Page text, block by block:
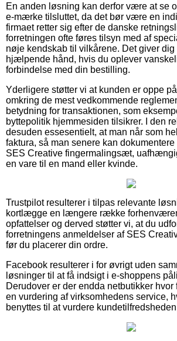
En anden løsning kan derfor være at se
e-mærke tilsluttet, da det bør være en
firmaet retter sig efter de danske
forretningen ofte føres tilsyn med af
nøje kendskab til vilkårene. Det giver
hjælpende hånd, hvis du oplever
forbindelse med din bestilling.
Yderligere støtter vi at kunden er oppe
omkring de mest vedkommende
betydning for transaktionen, som
byttepolitik hjemmesiden tilsikrer. I den
desuden essesentielt, at man når som
faktura, så man senere kan
SES Creative fingermalingsæt,
en vare til en mand eller kvinde.
Trustpilot resulterer i tilpas relevante
kortlægge en længere række
opfattelser og derved støtter vi, at du
forretningens anmeldelser af SES
før du placerer din ordre.
Facebook resulterer i for øvrigt uden
løsninger til at få indsigt i e-shoppens
Derudover er der endda netbutikker hvor
en vurdering af virksomhedens service,
benyttes til at vurdere